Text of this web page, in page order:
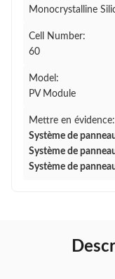
Monocrystalline
Cell Number:
60
Model:
PV Module
Mettre en évidence:
Système de
Système de
Système de